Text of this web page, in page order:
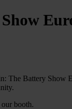
The Battery Show
booth.